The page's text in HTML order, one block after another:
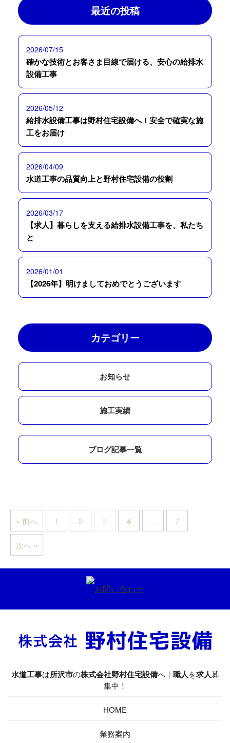
最近の投稿
2026/07/15
確かな技術とお客さま目線で届ける、安心の給排水
設備工事
2026/05/12
給排水設備工事は野村住宅設備へ！安全で確実な施
工をお届け
2026/04/09
水道工事の品質向上と野村住宅設備の役割
2026/03/17
【求人】暮らしを支える給排水設備工事を、私たち
と
2026/01/01
【2026年】明けましておめでとうございます
カテゴリー
お知らせ
施工実績
ブログ記事一覧
« 前へ 1 2 3 4 … 7
次へ »
水道工事は所沢市の株式会社野村住宅設備へ｜ 職人を求人募
集中！
HOME
業務案内